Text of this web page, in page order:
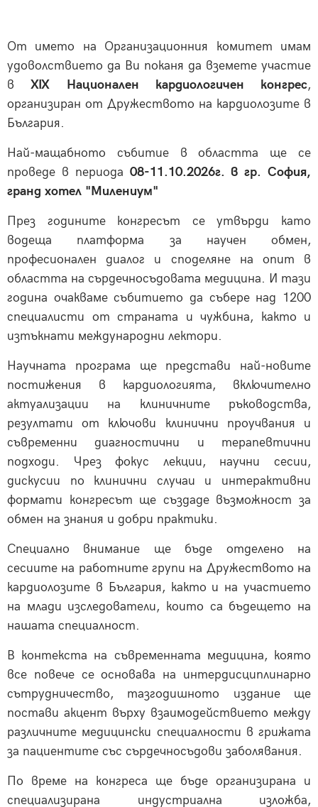
От името на Организационния комитет имам
удоволствието да Ви поканя да вземете участие
в XIX Национален кардиологичен конгрес,
организиран от Дружеството на кардиолозите в
България.
Най-мащабното събитие в областта ще се
проведе в периода 08-11.10.2026г. в гр. София,
гранд хотел "Милениум"
През годините конгресът се утвърди като
водеща платформа за научен обмен,
професионален диалог и споделяне на опит в
областта на сърдечносъдовата медицина. И тази
година очакваме събитието да събере над 1200
специалисти от страната и чужбина, както и
изтъкнати международни лектори.
Научната програма ще представи най-новите
постижения в кардиологията, включително
актуализации на клиничните ръководства,
резултати от ключови клинични проучвания и
съвременни диагностични и терапевтични
подходи. Чрез фокус лекции, научни сесии,
дискусии по клинични случаи и интерактивни
формати конгресът ще създаде възможност за
обмен на знания и добри практики.
Специално внимание ще бъде отделено на
сесиите на работните групи на Дружеството на
кардиолозите в България, както и на участието
на млади изследователи, които са бъдещето на
нашата специалност.
В контекста на съвременната медицина, която
все повече се основава на интердисциплинарно
сътрудничество, тазгодишното издание ще
постави акцент върху взаимодействието между
различните медицински специалности в грижата
за пациентите със сърдечносъдови заболявания.
По време на конгреса ще бъде организирана и
специализирана индустриална изложба,